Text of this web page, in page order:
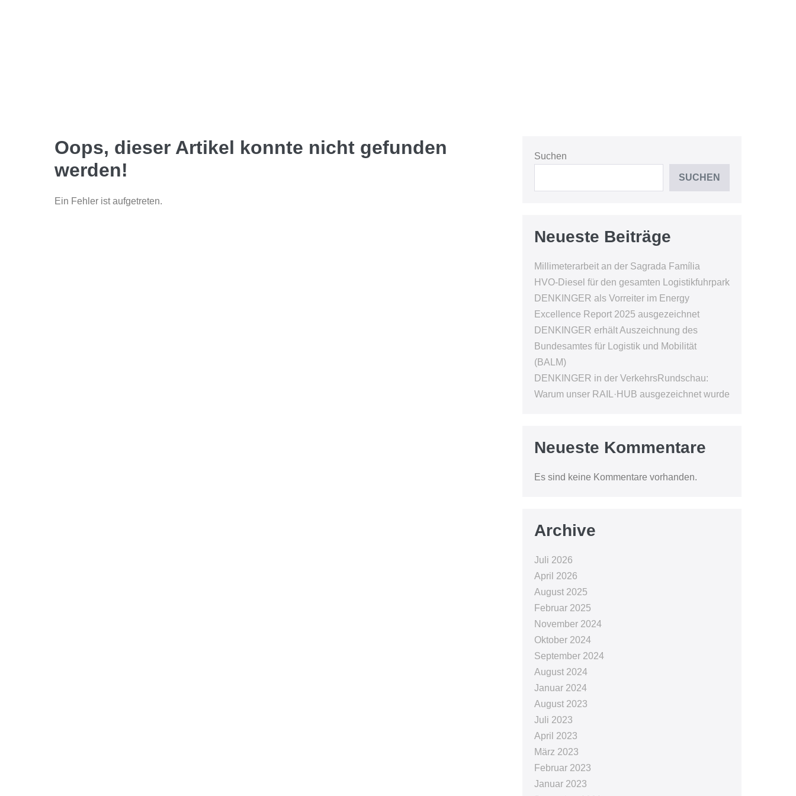
Oops, dieser Artikel konnte nicht gefunden
werden!
Ein Fehler ist aufgetreten.
Suchen
SUCHEN
Neueste Beiträge
Millimeterarbeit an der Sagrada Família
HVO-Diesel für den gesamten Logistikfuhrpark
DENKINGER als Vorreiter im Energy
Excellence Report 2025 ausgezeichnet
DENKINGER erhält Auszeichnung des
Bundesamtes für Logistik und Mobilität
(BALM)
DENKINGER in der VerkehrsRundschau:
Warum unser RAIL·HUB ausgezeichnet wurde
Neueste Kommentare
Es sind keine Kommentare vorhanden.
Archive
Juli 2026
April 2026
August 2025
Februar 2025
November 2024
Oktober 2024
September 2024
August 2024
Januar 2024
August 2023
Juli 2023
April 2023
März 2023
Februar 2023
Januar 2023